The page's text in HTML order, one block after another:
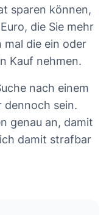
sparen können,
die Sie mehr
mal die ein oder
Kauf nehmen.
nach einem
dennoch sein.
genau an, damit
damit strafbar